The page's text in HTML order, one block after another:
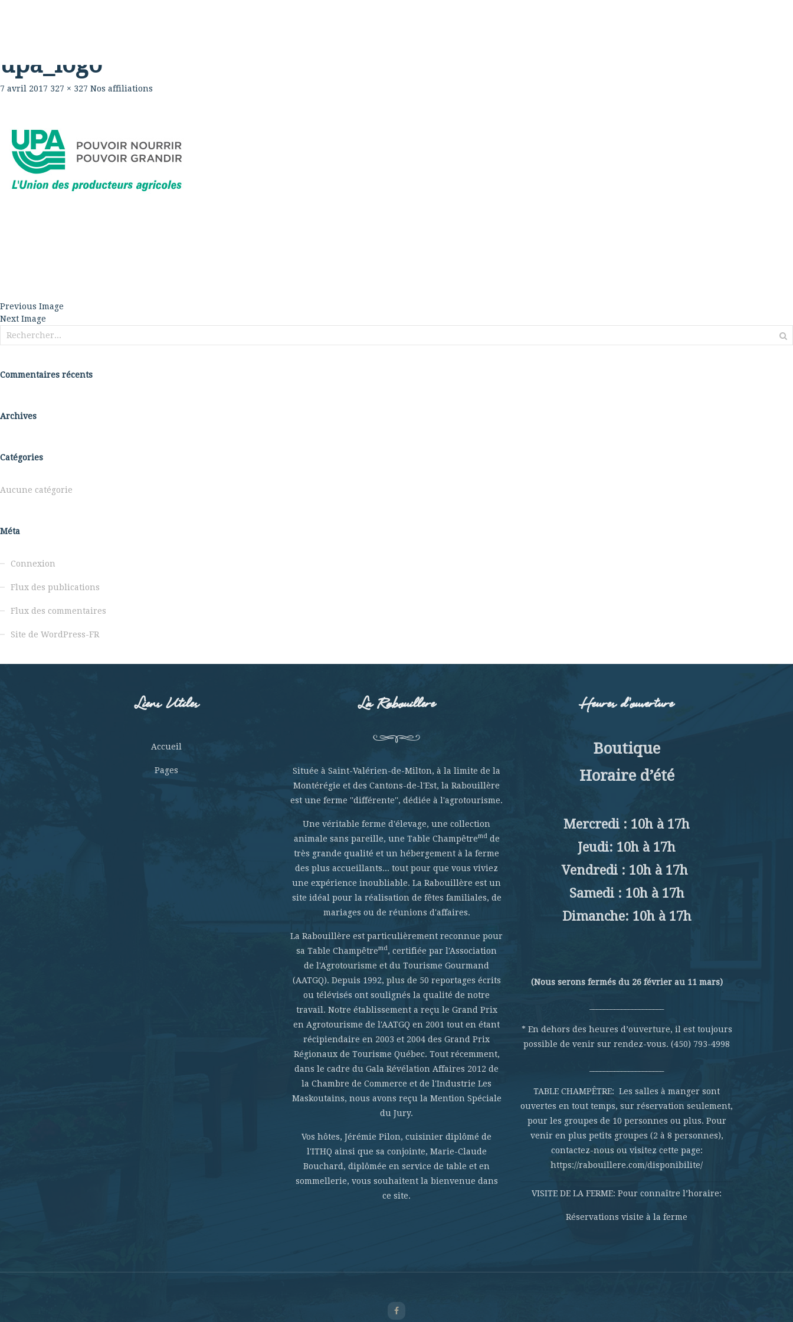
upa_logo
7 avril 2017 327 × 327 Nos affiliations
Previous Image
Next Image
Rechercher :
Commentaires récents
Archives
Catégories
Aucune catégorie
Méta
Connexion
Flux des publications
Flux des commentaires
Site de WordPress-FR
Liens Utiles
Accueil
Pages
La Rabouillere
Située à Saint-Valérien-de-Milton, à la limite de la
Montérégie et des Cantons-de-l'Est, la Rabouillère
est une ferme ''différente'', dédiée à l'agrotourisme.
Une véritable ferme d'élevage, une collection
animale sans pareille, une Table Champêtremdde
très grande qualité et un hébergement à la ferme
des plus accueillants... tout pour que vous viviez
une expérience inoubliable. La Rabouillère est un
site idéal pour la réalisation de fêtes familiales, de
mariages ou de réunions d'affaires.
La Rabouillère est particulièrement reconnue pour
sa Table Champêtremd, certifiée par l'Association
de l'Agrotourisme et du Tourisme Gourmand
(AATGQ). Depuis 1992, plus de 50 reportages écrits
ou télévisés ont soulignés la qualité de notre
travail. Notre établissement a reçu le Grand Prix
en Agrotourisme de l'AATGQ en 2001 tout en étant
récipiendaire en 2003 et 2004 des Grand Prix
Régionaux de Tourisme Québec. Tout récemment,
dans le cadre du Gala Révélation Affaires 2012 de
la Chambre de Commerce et de l'Industrie Les
Maskoutains, nous avons reçu la Mention Spéciale
du Jury.
Vos hôtes, Jérémie Pilon, cuisinier diplômé de
l'ITHQ ainsi que sa conjointe, Marie-Claude
Bouchard, diplômée en service de table et en
sommellerie, vous souhaitent la bienvenue dans
ce site.
Heures d’ouverture
Boutique
Horaire d’été
Mercredi : 10h à 17h
Jeudi: 10h à 17h
Vendredi : 10h à 17h
Samedi : 10h à 17h
Dimanche: 10h à 17h
(Nous serons fermés du 26 février au 11 mars)
* En dehors des heures d’ouverture, il est toujours
possible de venir sur rendez-vous. (450) 793-4998
TABLE CHAMPÊTRE: Les salles à manger sont
ouvertes en tout temps, sur réservation seulement,
pour les groupes de 10 personnes ou plus. Pour
venir en plus petits groupes (2 à 8 personnes),
contactez-nous ou visitez cette page:
https://rabouillere.com/disponibilite/
VISITE DE LA FERME: Pour connaître l’horaire:
Réservations visite à la ferme